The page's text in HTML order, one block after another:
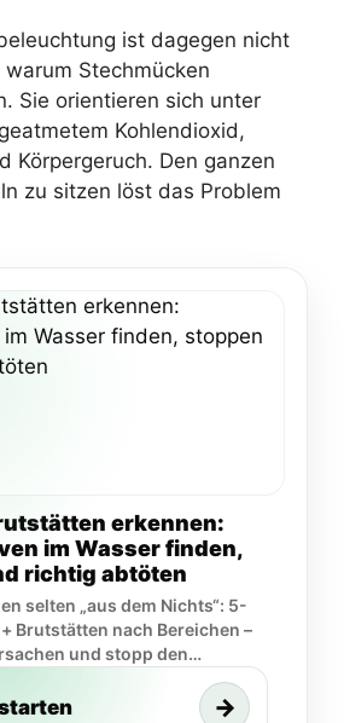
ist dagegen nicht
Stechmücken
Sie orientieren sich unter
Kohlendioxid,
Körpergeruch. Den ganzen
zu sitzen löst das Problem
erkennen:
im Wasser finden,
richtig abtöten
selten „aus dem Nichts“: 5-
Brutstätten nach Bereichen –
und stopp den
→